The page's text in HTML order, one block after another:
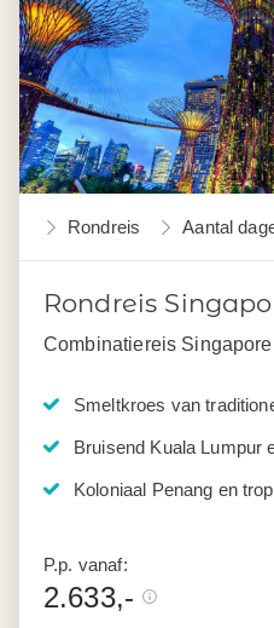
Rondreis Aantal
Rondreis
Combinatiereis
Smeltkroes van
Bruisend Kuala Lumpur
Koloniaal Penang en
P.p. vanaf:
2.633,-